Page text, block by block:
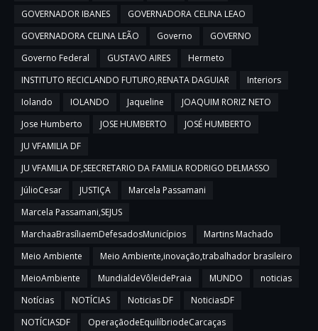
GOVERNADOR IBANES
GOVERNADORA CELINA LEAO
GOVERNADORA CELINA LEÃO
Governo
GOVERNO
Governo Federal
GUSTAVO AIRES
Hermeto
INSTITUTO RECICLANDO FUTURO,RENATA DAGUIAR
Interiors
Iolando
IOLANDO Jaqueline
JOAQUIM RORIZ NETO
Jose Humberto
JOSE HUMBERTO
JOSÉ HUMBERTO
JU VFAMILIA DF
JU VFAMILIA DF,SEECRETARIO DA FAMILIA RODRIGO DELMASSO
JúlioCesar
JUSTIÇA
Marcela Passamani
Marcela Passamani,SEJUS
MarchaaBrasíliaemDefesadosMunicípios
Martins Machado
Meio Ambiente
Meio Ambiente,inovação,trabalhador brasileiro
MeioAmbiente
MundialdeVôleidePraia MUNDO
noticias
Notícias
NOTÍCIAS Noticias DF
NoticiasDF
NOTÍCIASDF
OperaçãodeEquilíbriodeCarcaças